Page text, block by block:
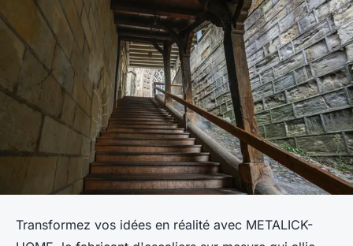
Transformez vos idées en réalité avec METALICK-